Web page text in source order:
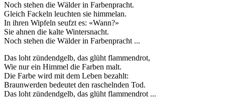
Noch stehen die Wälder in Farbenpracht.
Gleich Fackeln leuchten sie himmelan.
In ihren Wipfeln seufzt es: «Wann?»
Sie ahnen die kalte Wintersnacht.
Noch stehen die Wälder in Farbenpracht ...
Das loht zündendgelb, das glüht flammendrot,
Wie nur ein Himmel die Farben malt.
Die Farbe wird mit dem Leben bezahlt:
Braunwerden bedeutet den raschelnden Tod.
Das loht zündendgelb, das glüht flammendrot ...